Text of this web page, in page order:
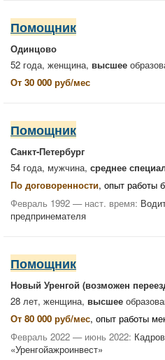
Помощник
Одинцово
52 года, женщина, высшее
От 30 000 руб/мес
Помощник
Санкт-Петербург
54 года, мужчина, среднее
По договоренности, опыт работы
Февраль 1992 — наст. время:
предпринемателя
Помощник
Новый Уренгой (возможен
28 лет, женщина, высшее
От 80 000 руб/мес, опыт работы
Февраль 2022 — июнь 2022:
«Уренгойажроинвест»